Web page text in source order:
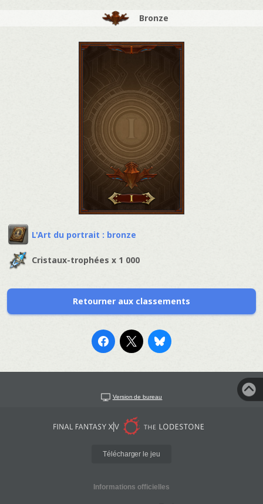
Bronze
L'Art du portrait : bronze
Cristaux-trophées x 1 000
Retourner aux classements
Version de bureau
Télécharger le jeu
Informations officielles